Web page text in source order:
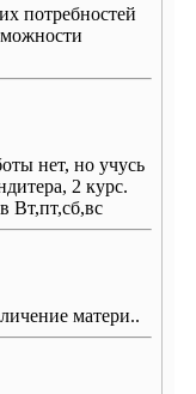
потребностей
нет, но учусь
2 курс.
Вт,пт,сб,вс
матери..